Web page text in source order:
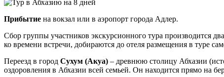
Прибытие на вокзал или в аэропорт города Адлер.
Сбор группы участников экскурсионного тура производится
ко времени встречи, добираются до отеля размещения в туре
Переезд в город Сухум (Акуа) – древнюю столицу Абхазии
оздоровления в Абхазии всей семьей. Он находится прямо на